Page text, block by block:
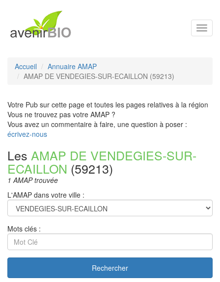
Accueil
Annuaire AMAP
AMAP DE VENDEGIES-SUR-ECAILLON (59213)
Votre Pub sur cette page et toutes les pages relatives à la région
Vous ne trouvez pas votre AMAP ?
Vous avez un commentaire à faire, une question à poser :
écrivez-nous
Les AMAP DE VENDEGIES-SUR-
ECAILLON (59213)
1 AMAP trouvée
L'AMAP dans votre ville :
Mots clés :
Rechercher